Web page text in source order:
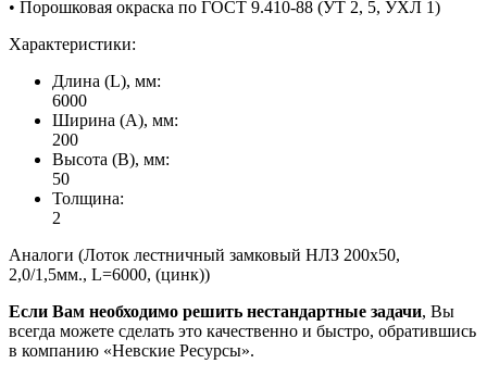
• Порошковая окраска по ГОСТ 9.410-88 (УТ 2, 5, УХЛ 1)
Характеристики:
Длина (L), мм:
6000
Ширина (А), мм:
200
Высота (В), мм:
50
Толщина:
2
Аналоги (Лоток лестничный замковый НЛЗ 200х50,
2,0/1,5мм., L=6000, (цинк))
Если Вам необходимо решить нестандартные задачи, Вы
всегда можете сделать это качественно и быстро, обратившись
в компанию «Невские Ресурсы».